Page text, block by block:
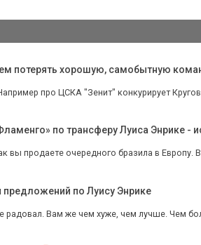
потерять хорошую, самобытную
про ЦСКА "Зенит" конкурирует
по трансферу Луиса Энрике -
вы продаете очередного бразила в Европу.
предложений по Луису Энрике
радовал. Вам же чем хуже, чем лучше. Чем